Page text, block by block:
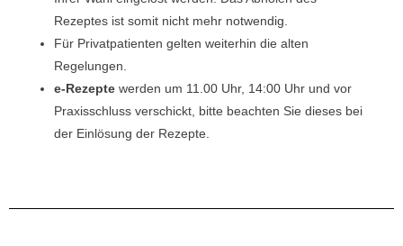
Rezeptes ist somit nicht mehr notwendig.
Für Privatpatienten gelten weiterhin die alten
Regelungen.
e-Rezepte werden um 11.00 Uhr, 14:00 Uhr und vor
Praxisschluss verschickt, bitte beachten Sie dieses bei
der Einlösung der Rezepte.